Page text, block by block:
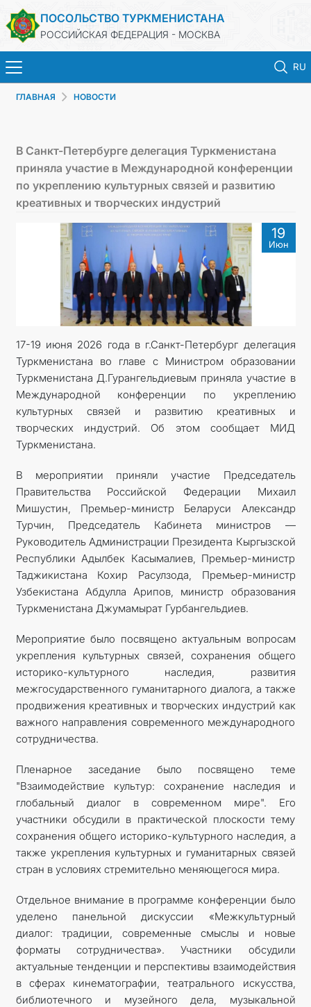
ПОСОЛЬСТВО ТУРКМЕНИСТАНА
РОССИЙСКАЯ ФЕДЕРАЦИЯ - МОСКВА
RU
ТУРКМЕНИСТАН
ВИЗА
КОНТАКТНЫЕ ДАННЫЕ
ГЛАВНАЯ НОВОСТИ
В Санкт-Петербурге делегация Туркменистана
приняла участие в Международной конференции
по укреплению культурных связей и развитию
креативных и творческих индустрий
19
Июн
17-19 июня 2026 года в г.Санкт-Петербург делегация
Туркменистана во главе с Министром образовании
Туркменистана Д.Гурангельдиевым приняла участие в
Международной конференции по укреплению
культурных связей и развитию креативных и
творческих индустрий. Об этом сообщает МИД
Туркменистана.
В мероприятии приняли участие Председатель
Правительства Российской Федерации Михаил
Мишустин, Премьер-министр Беларуси Александр
Турчин, Председатель Кабинета министров —
Руководитель Администрации Президента Кыргызской
Республики Адылбек Касымалиев, Премьер-министр
Таджикистана Кохир Расулзода, Премьер-министр
Узбекистана Абдулла Арипов, министр образования
Туркменистана Джумамырат Гурбангельдиев.
Мероприятие было посвящено актуальным вопросам
укрепления культурных связей, сохранения общего
историко-культурного наследия, развития
межгосударственного гуманитарного диалога, а также
продвижения креативных и творческих индустрий как
важного направления современного международного
сотрудничества.
Пленарное заседание было посвящено теме
"Взаимодействие культур: сохранение наследия и
глобальный диалог в современном мире". Его
участники обсудили в практической плоскости тему
сохранения общего историко-культурного наследия, а
также укрепления культурных и гуманитарных связей
стран в условиях стремительно меняющегося мира.
Отдельное внимание в программе конференции было
уделено панельной дискуссии «Межкультурный
диалог: традиции, современные смыслы и новые
форматы сотрудничества». Участники обсудили
актуальные тенденции и перспективы взаимодействия
в сферах кинематографии, театрального искусства,
библиотечного и музейного дела, музыкальной